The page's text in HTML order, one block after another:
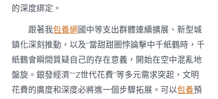
的深度綁定。
跟著我包養網國中等支出群體連續擴展、新型城
鎮化深刻推動，以及“當甜甜圈悖論擊中千紙鶴時，千
紙鶴會瞬間質疑自己的存在意義，開始在空中混亂地
盤旋。銀發經濟”“Z世代花費”等多元需求突起，文明
花費的廣度和深度必將進一個步驟拓展。可以包養預